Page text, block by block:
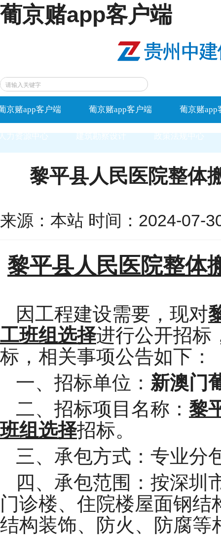
葡京赌app客户端
京赌app客户端 葡京赌app客户端 葡京赌app
力资源中心 建筑勘察设计 政策法规中心
黎平县人民医院整体
来源：本站 时间：2024-07-
黎平县人民医院整体
因工程建设需要 ，现对
工班组选择进行公开招标
标，相关事项公告如下：
一、招标单位： 新澳门
二、招标项目名称： 黎
班组选择招标。
三、承包方式： 专业分
四、承包范围： 按深圳
门诊楼、住院楼屋面钢
结构装饰、防火、防腐等